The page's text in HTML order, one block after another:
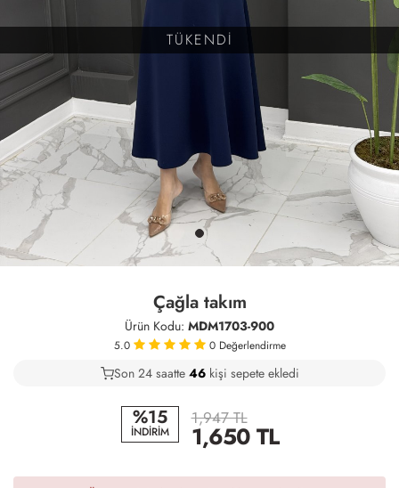
TÜKENDİ
Çağla takım
Ürün Kodu: MDM1703-900
5.0 0 Değerlendirme
22
Son 24 saatte 46 kişi sepete ekledi
10
%15
İNDİRİM
1,947 TL
1,650TL